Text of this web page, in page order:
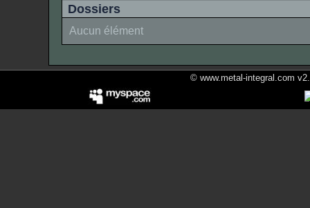
Dossiers
Aucun élément
© www.metal-integral.com